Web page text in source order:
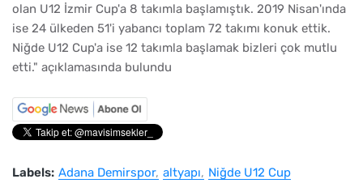
olan U12 İzmir Cup'a 8 takımla başlamıştık. 2019 Nisan'ında
ise 24 ülkeden 51'i yabancı toplam 72 takımı konuk ettik.
Niğde U12 Cup'a ise 12 takımla başlamak bizleri çok mutlu
etti." açıklamasında bulundu
Labels: Adana Demirspor altyapı Niğde U12 Cup